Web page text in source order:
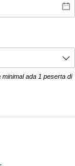
minimal ada 1 peserta di